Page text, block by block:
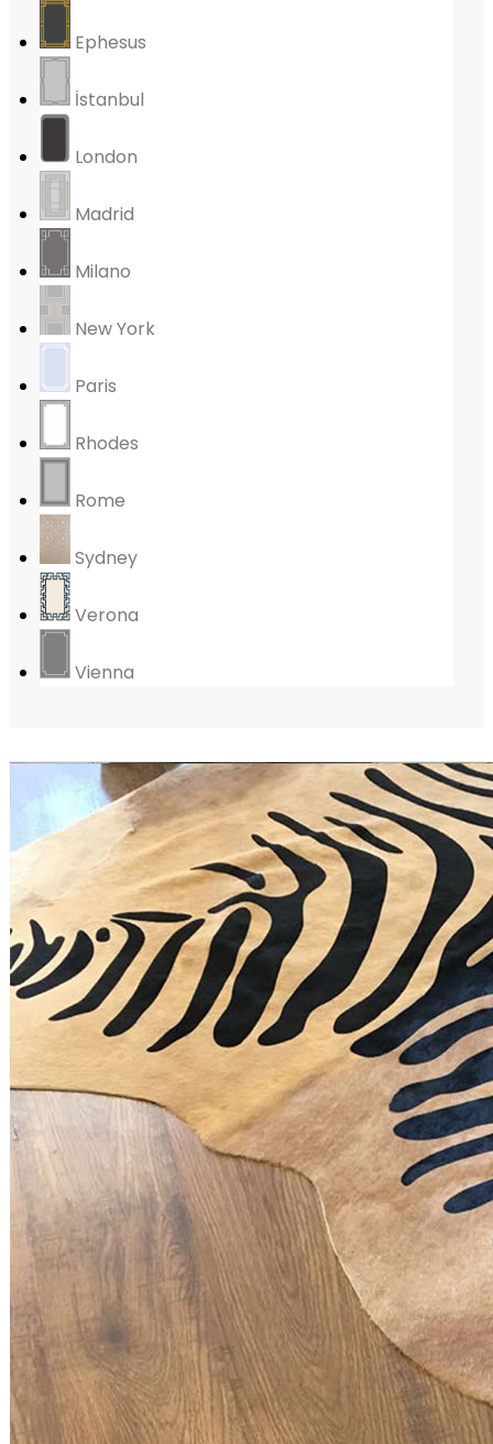
Ephesus
İstanbul
London
Madrid
Milano
New York
Paris
Rhodes
Rome
Sydney
Verona
Vienna